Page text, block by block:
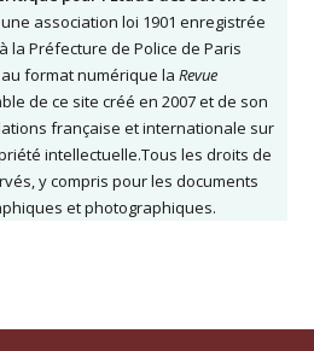
association loi 1901 enregistrée
la Préfecture de Police de Paris
au format numérique la Revue
de ce site créé en 2007 et de son
française et internationale sur
intellectuelle.Tous les droits de
y compris pour les documents
et photographiques.